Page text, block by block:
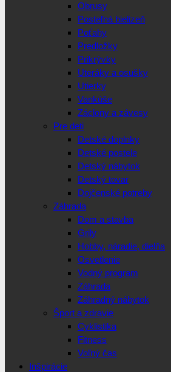
Obrusy
Posteľná bielizeň
Poťahy
Predložky
Prikrývky
Uteráky a osušky
Utierky
Vankúše
Záclony a závesy
Pre deti
Detské doplnky
Detské postele
Detský nábytok
Detský tovar
Dojčenské potreby
Záhrada
Dom a stavba
Grily
Hobby, náradie, dielňa
Osvetlenie
Vodný program
Záhrada
Záhradný nábytok
Šport a zdravie
Cyklistika
Fitness
Voľný čas
Inšpirácie